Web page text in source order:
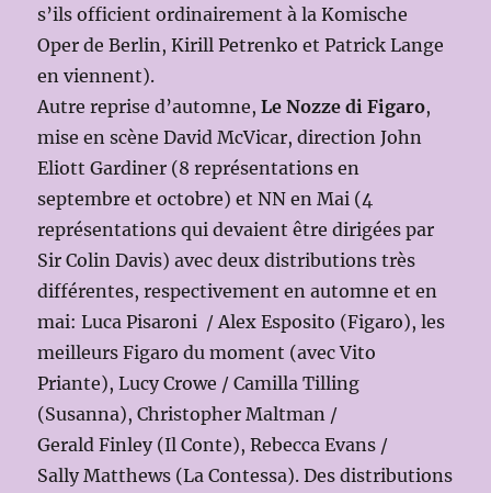
s’ils officient ordinairement à la Komische
Oper de Berlin, Kirill Petrenko et Patrick Lange
en viennent).
Autre reprise d’automne,Le Nozze di Figaro,
mise en scène David McVicar, direction John
Eliott Gardiner (8 représentations en
septembre et octobre) et NN en Mai (4
représentations qui devaient être dirigées par
Sir Colin Davis) avec deux distributions très
différentes, respectivement en automne et en
mai: Luca Pisaroni / Alex Esposito (Figaro), les
meilleurs Figaro du moment (avec Vito
Priante), Lucy Crowe / Camilla Tilling
(Susanna), Christopher Maltman /
Gerald Finley (Il Conte), Rebecca Evans /
Sally Matthews (La Contessa). Des distributions